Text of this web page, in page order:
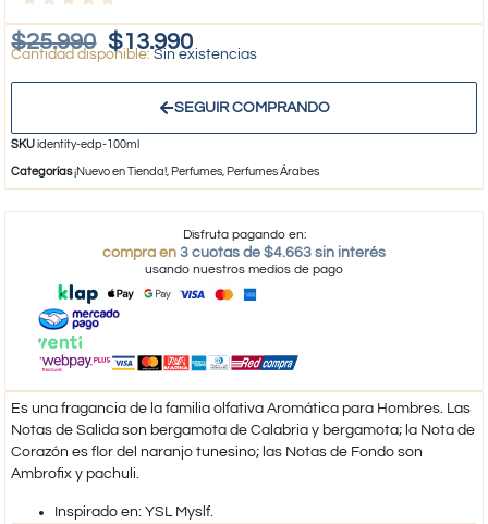
$25.990 $13.990
Sin existencias
SEGUIR COMPRANDO
SKUidentity-edp-100ml
Categorías¡Nuevo en Tienda!, Perfumes, Perfumes Árabes
Disfruta pagando en:
compra en 3 cuotas de $4.663 sin interés
usando nuestros medios de pago
Es una fragancia de la familia olfativa Aromática para Hombres. Las
Notas de Salida son bergamota de Calabria y bergamota; la Nota de
Corazón es flor del naranjo tunesino; las Notas de Fondo son
Ambrofix y pachuli.
​Inspirado en: YSL Myslf.